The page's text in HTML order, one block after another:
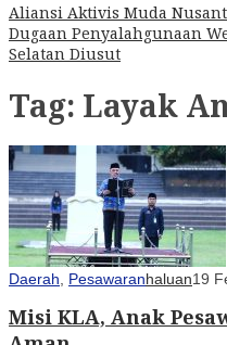
Aliansi Aktivis Muda
Dugaan Penyalahgunaan
Selatan Diusut
Tag: Layak
Daerah, Pesawaranhaluan19
Misi KLA, Anak